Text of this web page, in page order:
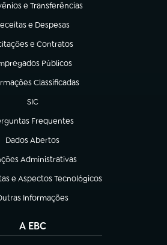
e Transferências
em nova aba)
e Despesas
em nova aba)
e Contratos
em nova aba)
Públicos
em nova aba)
Classificadas
em nova aba)
SIC
(abre em nova aba)
Frequentes
em nova aba)
Dados Abertos
(abre em nova aba)
Administrativas
em nova aba)
e Aspectos Tecnológicos
aba)
Informações
em nova aba)
A EBC